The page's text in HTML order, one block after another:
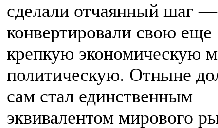
сделали отчаянный шаг
конвертировали свою еще
крепкую экономическую
политическую. Отныне
сам стал единственным
эквивалентом мирового